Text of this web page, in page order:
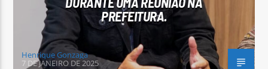
PREFEITURA.
Henrique Gonzaga
7 DE JANEIRO DE 2025